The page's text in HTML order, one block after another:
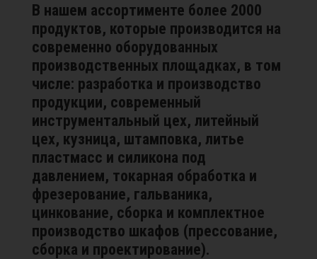
В нашем ассортименте более 2000
продуктов, которые производится на
современно оборудованных
производственных площадках, в том
числе: разработка и производство
продукции, современный
инструментальный цех, литейный
цех, кузница, штамповка, литье
пластмасс и силикона под
давлением, токарная обработка и
фрезерование, гальваника,
цинкование, сборка и комплектное
производство шкафов (прессование,
сборка и проектирование).